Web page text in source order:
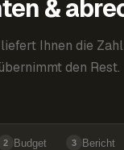
&
Ihnen die
den Rest.
2 Budget 3 Bericht